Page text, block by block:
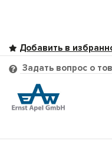
Задать вопрос о